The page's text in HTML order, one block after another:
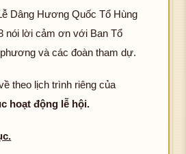
Dâng Hương Quốc Tổ Hùng
nói lời cảm ơn với Ban Tổ
và các đoàn tham dự.
theo lịch trình riêng của
hoạt động lễ hội.